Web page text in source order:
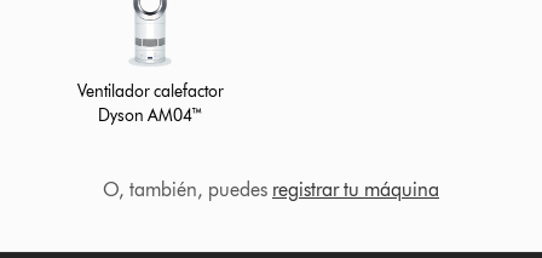
Ventilador calefactor
Dyson AM04™
O, también, puedes registrar tu máquina